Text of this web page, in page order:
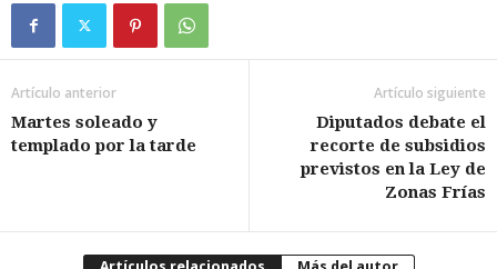
Artículo anterior
Martes soleado y
templado por la tarde
Artículo siguiente
Diputados debate el
recorte de subsidios
previstos en la Ley de
Zonas Frías